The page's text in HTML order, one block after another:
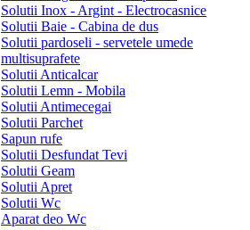
Solutii Inox - Argint - Electrocasnice
Solutii Baie - Cabina de dus
Solutii pardoseli - servetele umede
multisuprafete
Solutii Anticalcar
Solutii Lemn - Mobila
Solutii Antimecegai
Solutii Parchet
Sapun rufe
Solutii Desfundat Tevi
Solutii Geam
Solutii Apret
Solutii Wc
Aparat deo Wc